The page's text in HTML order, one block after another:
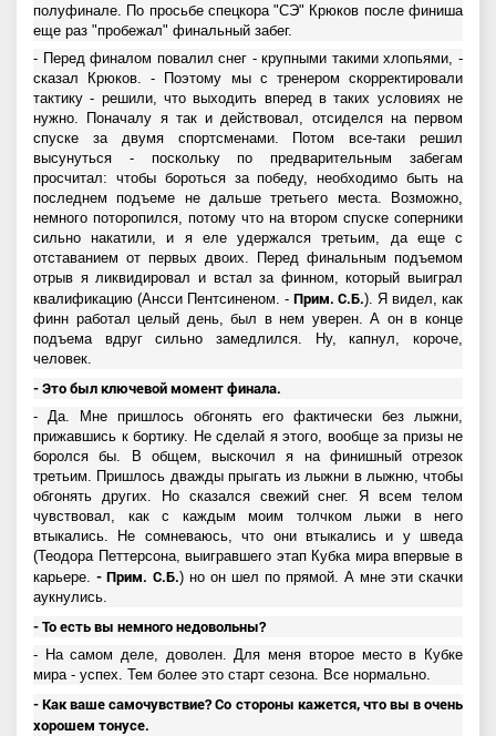
полуфинале. По просьбе спецкора "СЭ" Крюков после финиша
еще раз "пробежал" финальный забег.
- Перед финалом повалил снег - крупными такими хлопьями, -
сказал Крюков. - Поэтому мы с тренером скорректировали
тактику - решили, что выходить вперед в таких условиях не
нужно. Поначалу я так и действовал, отсиделся на первом
спуске за двумя спортсменами. Потом все-таки решил
высунуться - поскольку по предварительным забегам
просчитал: чтобы бороться за победу, необходимо быть на
последнем подъеме не дальше третьего места. Возможно,
немного поторопился, потому что на втором спуске соперники
сильно накатили, и я еле удержался третьим, да еще с
отставанием от первых двоих. Перед финальным подъемом
отрыв я ликвидировал и встал за финном, который выиграл
квалификацию (Ансси Пентсиненом. - Прим. С.Б.). Я видел, как
финн работал целый день, был в нем уверен. А он в конце
подъема вдруг сильно замедлился. Ну, капнул, короче,
человек.
- Это был ключевой момент финала.
- Да. Мне пришлось обгонять его фактически без лыжни,
прижавшись к бортику. Не сделай я этого, вообще за призы не
боролся бы. В общем, выскочил я на финишный отрезок
третьим. Пришлось дважды прыгать из лыжни в лыжню, чтобы
обгонять других. Но сказался свежий снег. Я всем телом
чувствовал, как с каждым моим толчком лыжи в него
втыкались. Не сомневаюсь, что они втыкались и у шведа
(Теодора Петтерсона, выигравшего этап Кубка мира впервые в
карьере. - Прим. С.Б.) но он шел по прямой. А мне эти скачки
аукнулись.
- То есть вы немного недовольны?
- На самом деле, доволен. Для меня второе место в Кубке
мира - успех. Тем более это старт сезона. Все нормально.
- Как ваше самочувствие? Со стороны кажется, что вы в очень
хорошем тонусе.